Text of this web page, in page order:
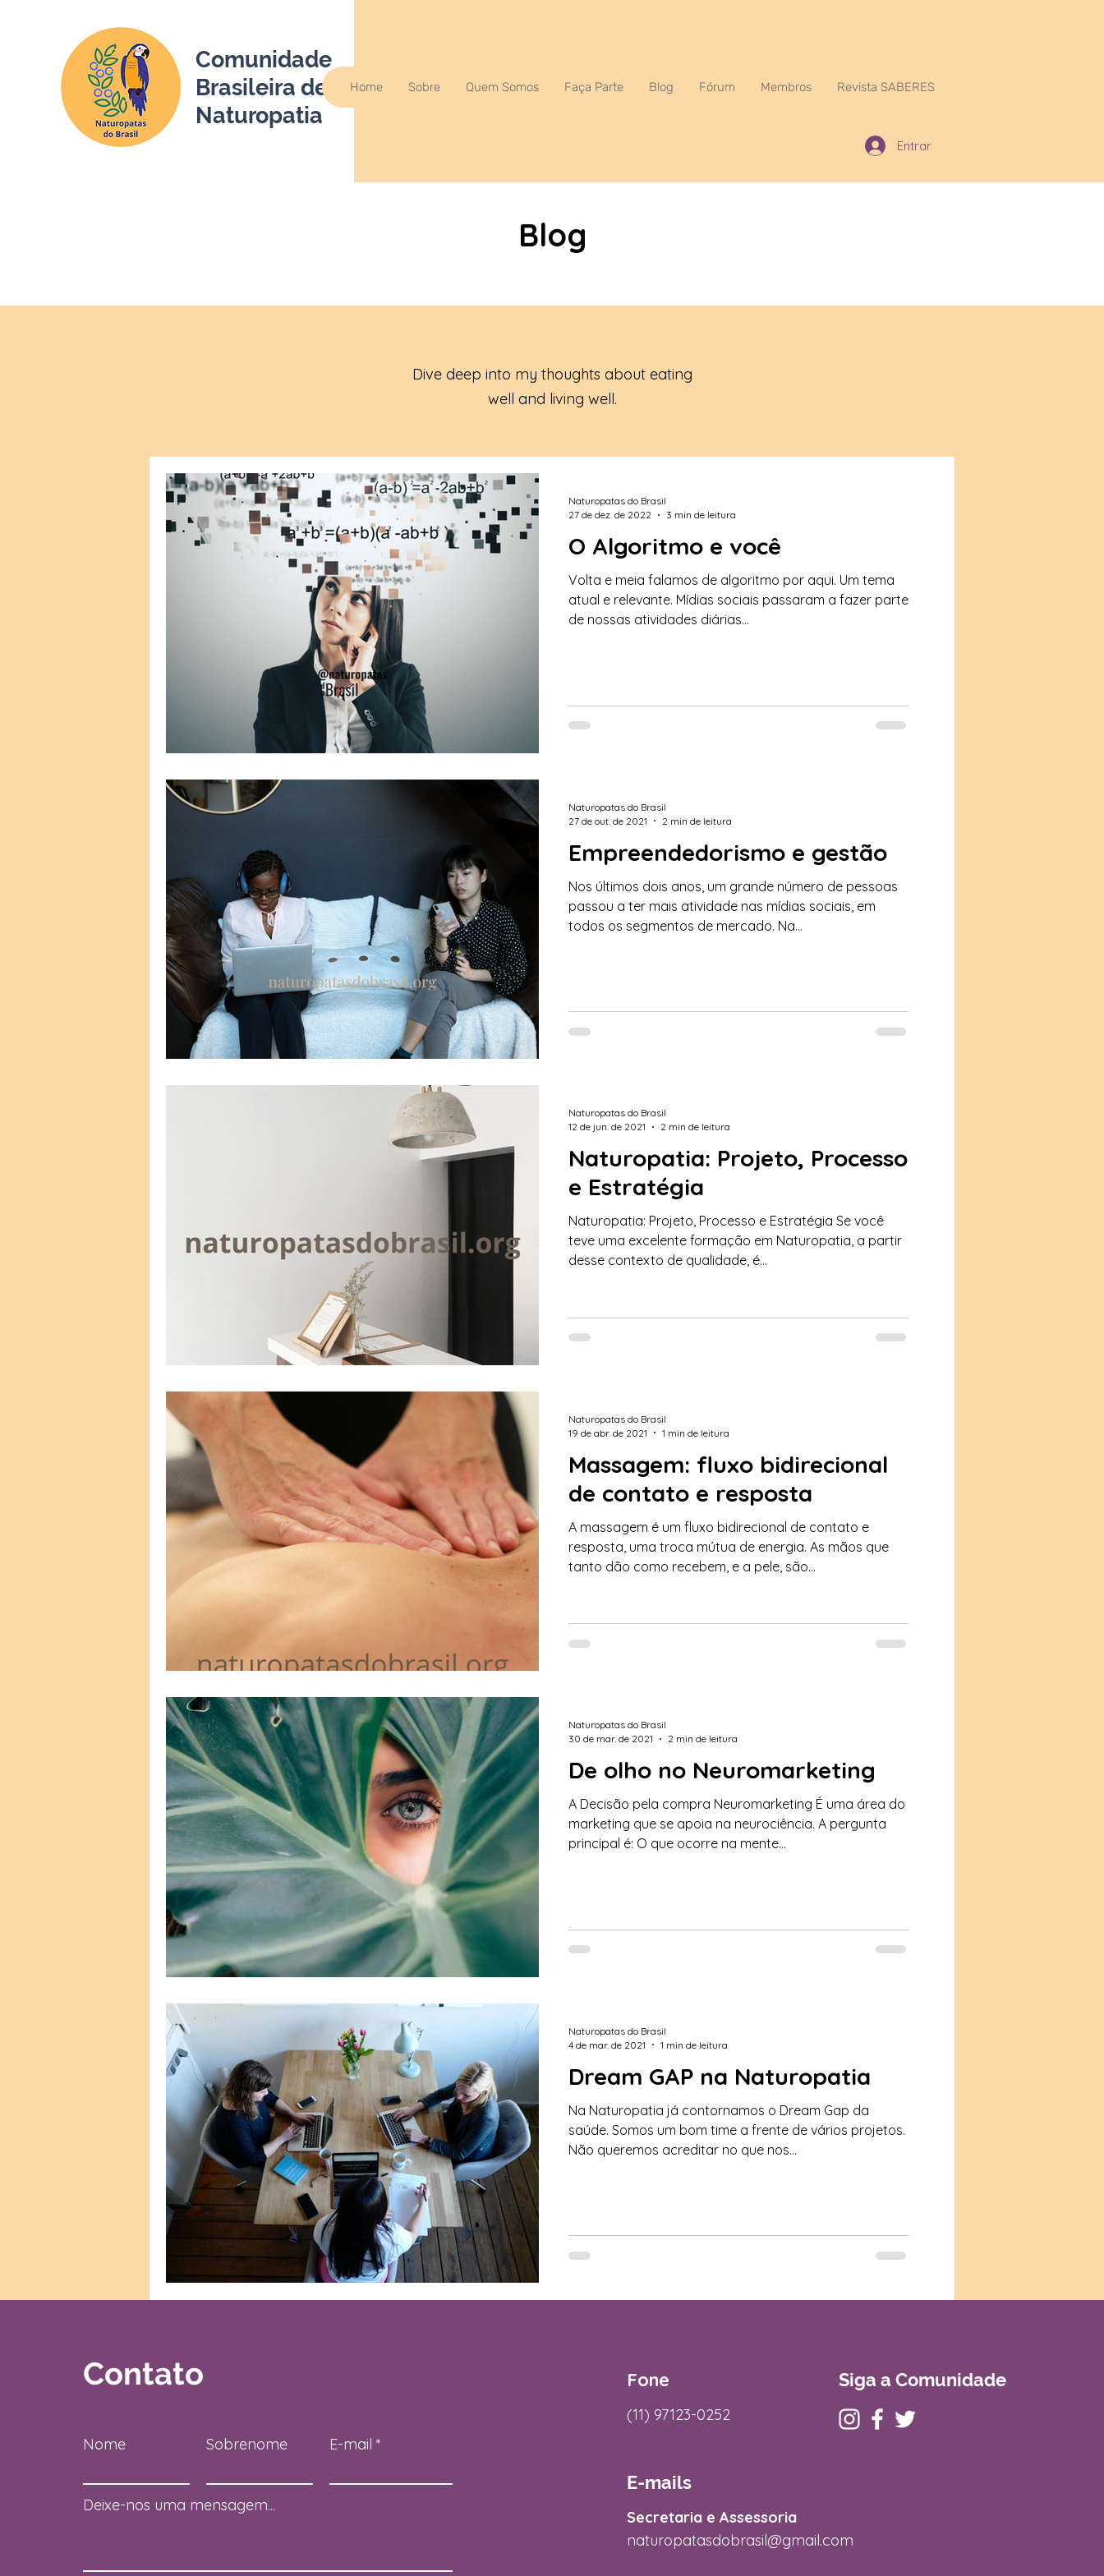
Comunidade
Brasileira de
Naturopatia
Home Sobre Quem Somos Faça Parte Blog Fórum Membros Revista SABERES
Entrar
Blog
Dive deep into my thoughts about eating
well and living well.
O Algoritmo e você
Volta e meia falamos de algoritmo por aqui. Um tema
atual e relevante. Mídias sociais passaram a fazer parte
de nossas atividades diárias...
Naturopatas do Brasil
27 de dez. de 2022
3 min de leitura
Empreendedorismo e gestão
Nos últimos dois anos, um grande número de pessoas
passou a ter mais atividade nas mídias sociais, em
todos os segmentos de mercado. Na...
Naturopatas do Brasil
27 de out. de 2021
2 min de leitura
Naturopatia: Projeto, Processo
e Estratégia
Naturopatia: Projeto, Processo e Estratégia Se você
teve uma excelente formação em Naturopatia, a partir
desse contexto de qualidade, é...
Naturopatas do Brasil
12 de jun. de 2021
2 min de leitura
Massagem: fluxo bidirecional
de contato e resposta
A massagem é um fluxo bidirecional de contato e
resposta, uma troca mútua de energia. As mãos que
tanto dão como recebem, e a pele, são...
Naturopatas do Brasil
19 de abr. de 2021
1 min de leitura
De olho no Neuromarketing
A Decisão pela compra Neuromarketing É uma área do
marketing que se apoia na neurociência. A pergunta
principal é: O que ocorre na mente...
Naturopatas do Brasil
30 de mar. de 2021
2 min de leitura
Dream GAP na Naturopatia
Na Naturopatia já contornamos o Dream Gap da
saúde. Somos um bom time a frente de vários projetos.
Não queremos acreditar no que nos...
Naturopatas do Brasil
4 de mar. de 2021
1 min de leitura
Contato
Nome Sobrenome E-mail
Deixe-nos uma mensagem...
Fone
(11) 97123-0252
E-mails
Secretaria e Assessoria
naturopatasdobrasil@gmail.com
Siga a Comunidade